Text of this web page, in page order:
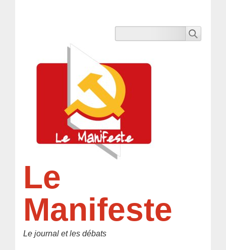
Le
Manifeste
Le journal et les débats